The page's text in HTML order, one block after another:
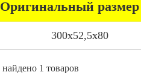
Оригинальный размер
300x52,5x80
найдено 1 товаров